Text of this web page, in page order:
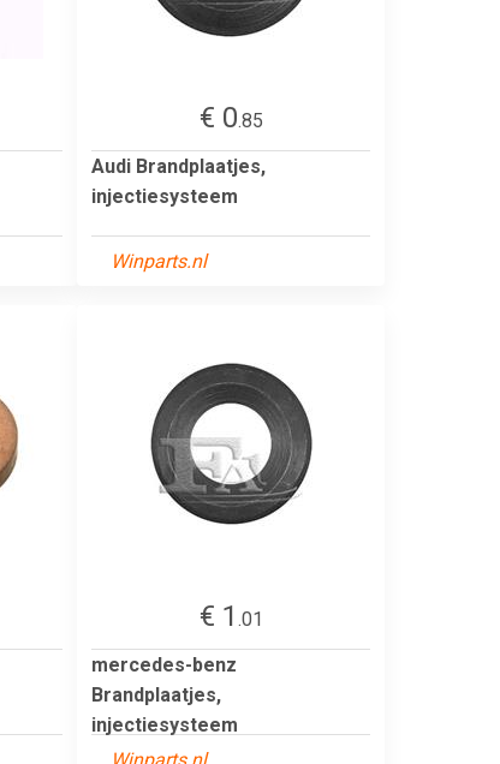
€ 0.85
Audi Brandplaatjes,
injectiesysteem
Winparts.nl
€ 1 .01
mercedes-benz
Brandplaatjes,
injectiesysteem
Winparts.nl